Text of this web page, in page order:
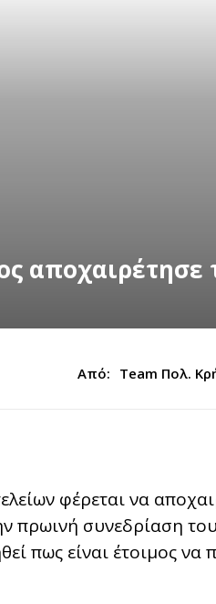
αποχαιρέτησε
Από: Team Πολ.
φέρεται να
πρωινή συνεδρίαση
πως είναι έτοιμος να